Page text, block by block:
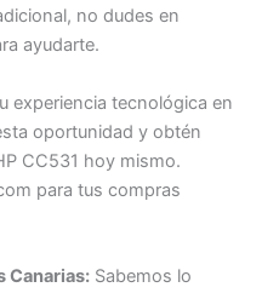
no dudes en
ayudarte.
experiencia tecnológica en
oportunidad y obtén
CC531 hoy mismo.
para tus compras
Canarias: Sabemos lo